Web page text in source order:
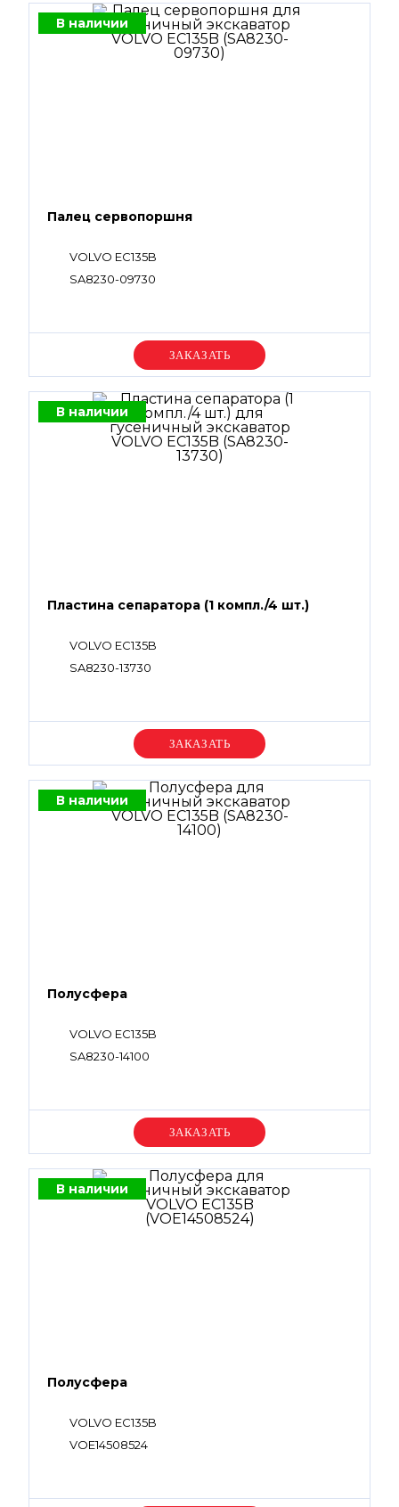
В наличии
Палец сервопоршня
VOLVO EC135B
SA8230-09730
Уточняйте цену
В наличии
Пластина сепаратора (1 компл./4 шт.)
VOLVO EC135B
SA8230-13730
Уточняйте цену
В наличии
Полусфера
VOLVO EC135B
SA8230-14100
Уточняйте цену
В наличии
Полусфера
VOLVO EC135B
VOE14508524